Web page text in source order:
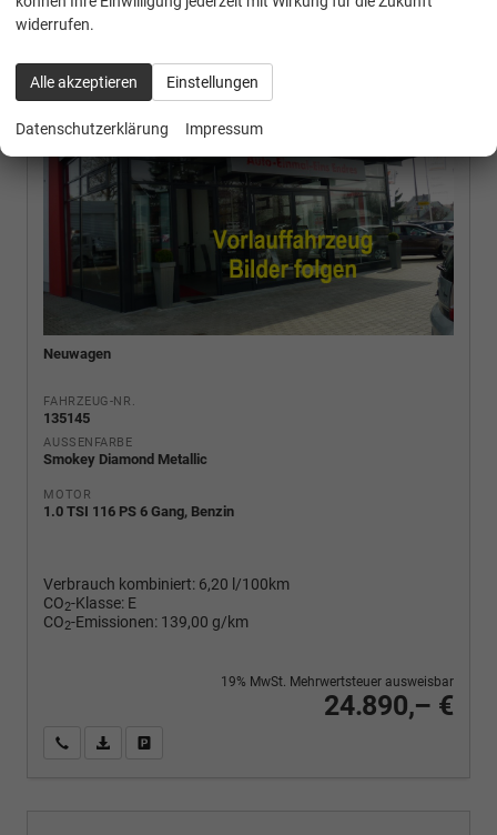
Neuwagen
FAHRZEUG-NR.
135145
AUSSENFARBE
Smokey Diamond Metallic
MOTOR
1.0 TSI 116 PS 6 Gang, Benzin
Verbrauch kombiniert: 6,20 l/100km
CO2-Klasse: E
CO2-Emissionen: 139,00 g/km
24.890,– €
19% MwSt. Mehrwertsteuer ausweisbar
Wir rufen Sie anPDF-Fahrzeugexposé drucken
widerrufen.
Alle akzeptieren Einstellungen
Datenschutzerklärung Impressum